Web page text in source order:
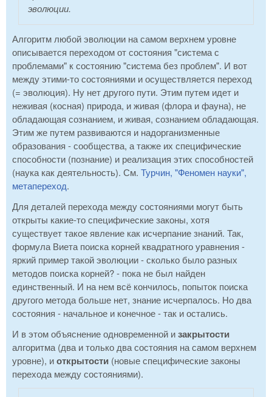
эволюции.
Алгоритм любой эволюции на самом верхнем уровне
описывается переходом от состояния "система с
проблемами" к состоянию "система без проблем". И вот
между этими-то состояниями и осуществляется переход
(= эволюция). Ну нет другого пути. Этим путем идет и
неживая (косная) природа, и живая (флора и фауна), не
обладающая сознанием, и живая, сознанием обладающая.
Этим же путем развиваются и надорганизменные
образования - сообщества, а также их специфические
способности (познание) и реализация этих способностей
(наука как деятельность). См. Турчин, "Феномен науки",
метапереход.
Для деталей перехода между состояниями могут быть
открыты какие-то специфические законы, хотя
существует такое явление как исчерпание знаний. Так,
формула Виета поиска корней квадратного уравнения -
яркий пример такой эволюции - сколько было разных
методов поиска корней? - пока не был найден
единственный. И на нем всё кончилось, попыток поиска
другого метода больше нет, знание исчерпалось. Но два
состояния - начальное и конечное - так и остались.
И в этом объяснение одновременной изакрытости
алгоритма (два и только два состояния на самом верхнем
уровне), иоткрытости (новые специфические законы
перехода между состояниями).